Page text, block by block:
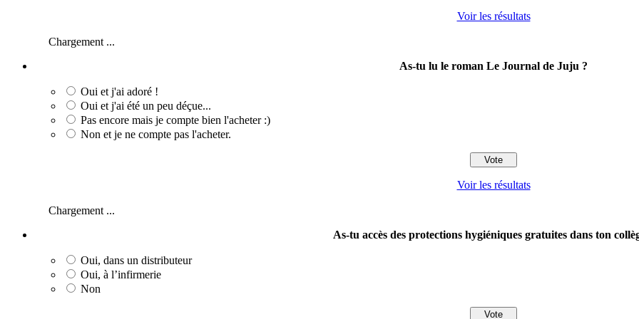
Voir les résultats
Chargement ...
As-tu lu le roman Le Journal de Juju ?
Oui et j'ai adoré !
Oui et j'ai été un peu déçue...
Pas encore mais je compte bien l'acheter :)
Non et je ne compte pas l'acheter.
Voir les résultats
Chargement ...
As-tu accès des protections hygiéniques gratuites dans ton
Oui, dans un distributeur
Oui, à l’infirmerie
Non